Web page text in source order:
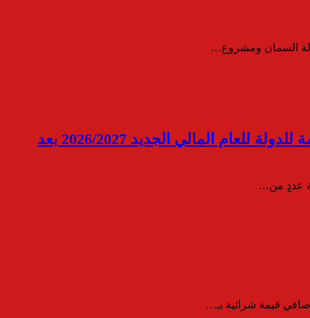
السمان ومشروع…
رئيس الوزراء يتابع مع وزير المالية عددًا من ملفات العمل.. والاستعداد لبدء تطبيق الموازنة العامة للدولة للعام المالي الجديد 2026/2027 بعد
عددٍ من…
صافي قيمة شرائية بـ…